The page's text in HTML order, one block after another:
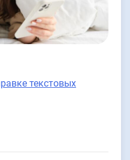
текстовых